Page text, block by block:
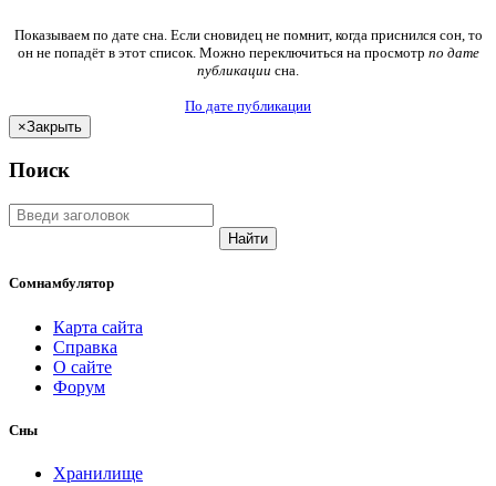
Показываем по дате сна. Если сновидец не помнит, когда приснился сон, то
он не попадёт в этот список. Можно переключиться на просмотр по дате
публикации сна.
По дате публикации
×Закрыть
Поиск
Найти
Сомнамбулятор
Карта сайта
Справка
О сайте
Форум
Сны
Хранилище